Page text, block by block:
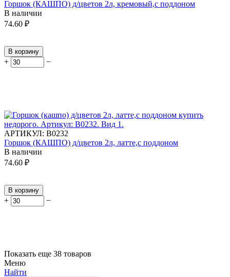
Горшок (КАШПО) д/цветов 2л, кремовый,с поддоном
В наличии
74.60 ₽
В корзину
+ −
АРТИКУЛ: В0232
Горшок (КАШПО) д/цветов 2л, латте,с поддоном
В наличии
74.60 ₽
В корзину
+ −
Показать еще 38 товаров
Меню
Найти